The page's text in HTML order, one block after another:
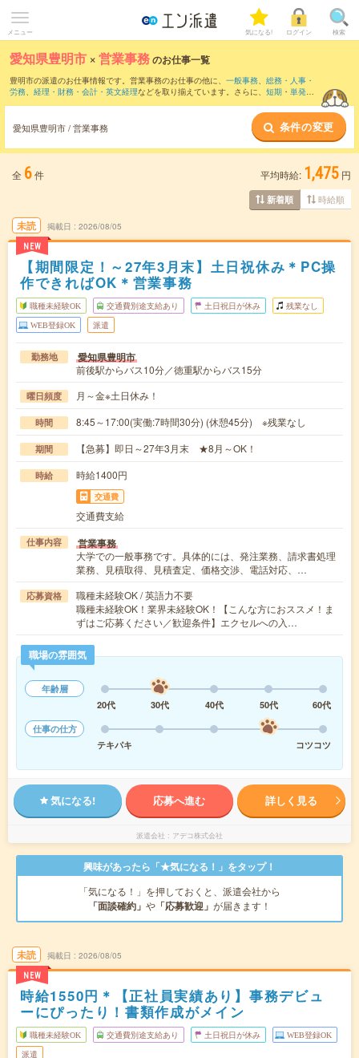
メニュー 気になる! ログイン 検索
愛知県豊明市 ×営業事務のお仕事一覧
豊明市の派遣のお仕事情報です。営業事務のお仕事の他に、 一般事務、 総務・人事・
労務、 経理・財務・会計・英文経理などを取り揃えています。さらに、 短期 ・ 単発な
愛知県豊明市 / 営業事務 条件の変更
全 6件 平均時給: 1,475 円
新着順 時給順
未読
NEW
掲載日 2026/08/05
【期間限定！～27年3月末】土日祝休み＊PC操
作できればOK＊営業事務
職種未経験OK 交通費別途支給あり 土日祝日が休み 残業なし
WEB登録OK 派遣
勤務地 愛知県豊明市
前後駅からバス10分／徳重駅からバス15分
曜日頻度 月～金※土日休み！
時間 8:45～17:00(実働:7時間30分) (休憩45分) ※残業なし
期間 【急募】即日～27年3月末 ★8月～OK！
時給 時給1400円
交通費
交通費支給
仕事内容 営業事務
大学での一般事務です。具体的には、発注業務、請求書処理
業務、見積取得、見積査定、価格交渉、電話対応、…
応募資格
職種未経験OK / 英語力不要
職種未経験OK！業界未経験OK！【こんな方におススメ！ま
ずはご応募ください／歓迎条件】エクセルへの入…
職場の雰囲気
年齢層
20代
30代 40代 50代
60代
仕事の仕方
テキパキ
コツコツ
気になる! 応募へ進む 詳しく見る
派遣会社 アデコ株式会社
興味があったら「★気になる！」をタップ！
「気になる！」を押しておくと、派遣会社から
「面談確約」 や 「応募歓迎」 が届きます！
未読
NEW
掲載日 2026/08/05
時給1550円＊【正社員実績あり】事務デビュ
ーにぴったり！書類作成がメイン
職種未経験OK 交通費別途支給あり 土日祝日が休み WEB登録OK
派遣